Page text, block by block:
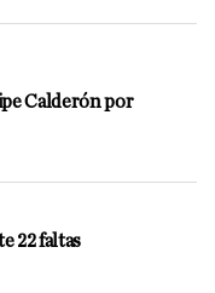
Calderón por
22 faltas